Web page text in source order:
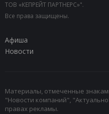
ТОВ «КЕПРЕЙТ ПАРТНЕРС»".
Все права защищены.
Афиша
Новости
Материалы, отмеченные
"Новости компаний",
правах рекламы.